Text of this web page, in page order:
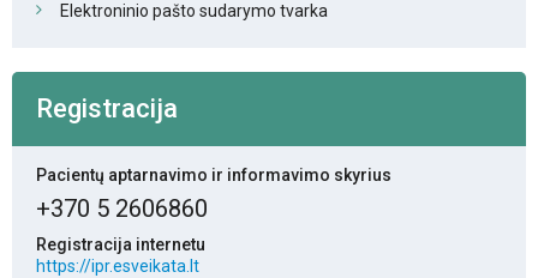
Elektroninio pašto sudarymo tvarka
Registracija
Pacientų aptarnavimo ir informavimo skyrius
+370 5 2606860
Registracija internetu
https://ipr.esveikata.lt